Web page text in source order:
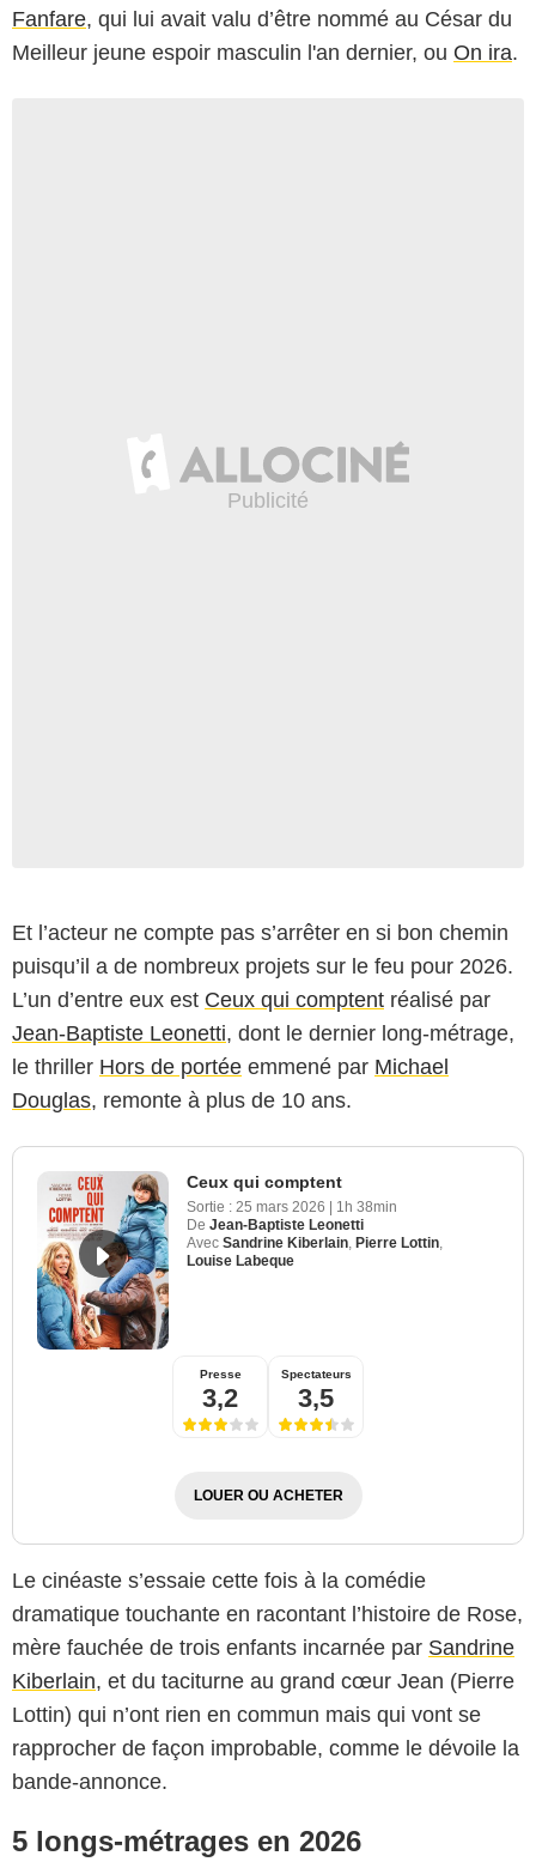
Fanfare, qui lui avait valu d’être nommé au César du
Meilleur jeune espoir masculin l'an dernier, ou On ira.
Et l’acteur ne compte pas s’arrêter en si bon chemin
puisqu’il a de nombreux projets sur le feu pour 2026.
L’un d’entre eux est Ceux qui comptent réalisé par
Jean-Baptiste Leonetti, dont le dernier long-métrage,
le thriller Hors de portée emmené par Michael
Douglas, remonte à plus de 10 ans.
Ceux qui comptent
Sortie : 25 mars 2026 | 1h 38min
De Jean-Baptiste Leonetti
Avec Sandrine Kiberlain Pierre Lottin
Louise Labeque
Presse
3,2
Spectateurs
3,5
LOUER OU ACHETER
Le cinéaste s’essaie cette fois à la comédie
dramatique touchante en racontant l’histoire de Rose,
mère fauchée de trois enfants incarnée par Sandrine
Kiberlain, et du taciturne au grand cœur Jean (Pierre
Lottin) qui n’ont rien en commun mais qui vont se
rapprocher de façon improbable, comme le dévoile la
bande-annonce.
5 longs-métrages en 2026